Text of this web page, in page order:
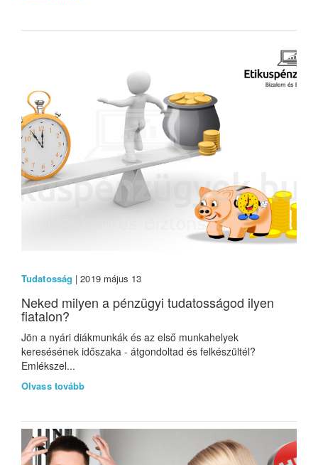
Tudatosság | 2019 május 13
Neked milyen a pénzügyi tudatosságod ilyen
fiatalon?
Jön a nyári diákmunkák és az első munkahelyek
keresésének időszaka - átgondoltad és felkészültél?
Emlékszel...
Olvass tovább